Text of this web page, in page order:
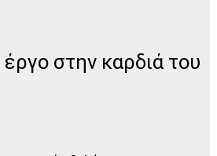
στην καρδιά του